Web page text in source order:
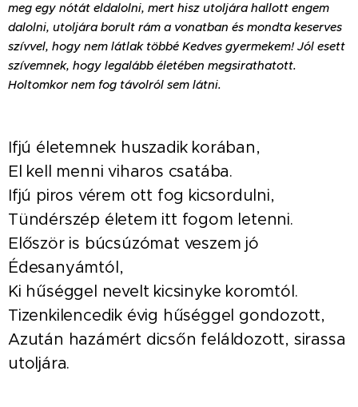
meg egy nótát eldalolni, mert hisz utoljára hallott engem
dalolni, utoljára borult rám a vonatban és mondta keserves
szívvel, hogy nem látlak többé Kedves gyermekem! Jól esett
szívemnek, hogy legalább életében megsirathatott.
Holtomkor nem fog távolról sem látni.
Ifjú életemnek huszadik korában,
El kell menni viharos csatába.
Ifjú piros vérem ott fog kicsordulni,
Tündérszép életem itt fogom letenni.
Először is búcsúzómat veszem jó
Édesanyámtól,
Ki hűséggel nevelt kicsinyke koromtól.
Tizenkilencedik évig hűséggel gondozott,
Azután hazámért dicsőn feláldozott, sirassa
utoljára.